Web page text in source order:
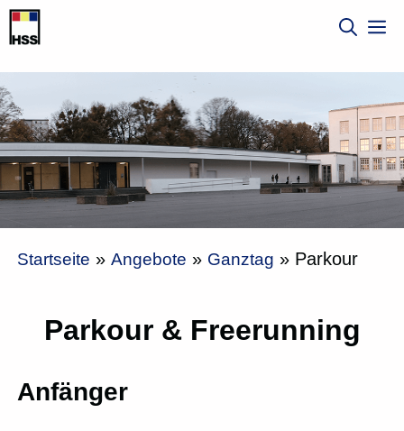
Zum
Inhalt
Startseite »Angebote » Ganztag » Parkour
Parkour & Freerunning
Anfänger